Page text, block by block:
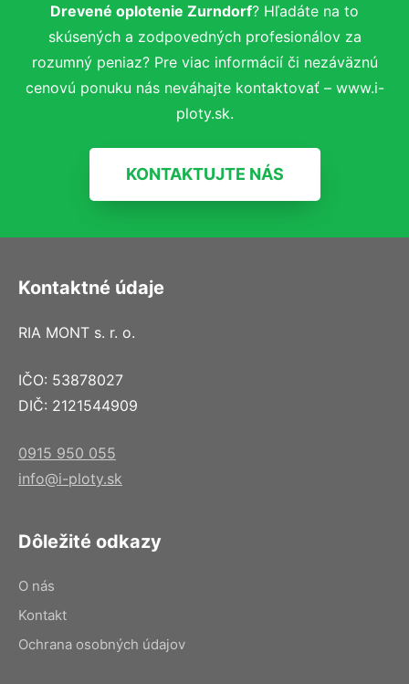
Drevené oplotenie Zurndorf? Hľadáte na to
skúsených a zodpovedných profesionálov za
rozumný peniaz? Pre viac informácií či nezáväznú
cenovú ponuku nás neváhajte kontaktovať – www.i-
ploty.sk.
KONTAKTUJTE NÁS
Kontaktné údaje
RIA MONT s. r. o.
IČO: 53878027
DIČ: 2121544909
0915 950 055
info@i-ploty.sk
Dôležité odkazy
O nás
Kontakt
Ochrana osobných údajov